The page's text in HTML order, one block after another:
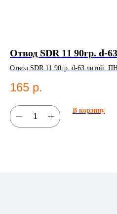
Отвод SDR 11 90гр. d-
Отвод SDR 11 90гр. d-63 литой.
165 р.
В корзину